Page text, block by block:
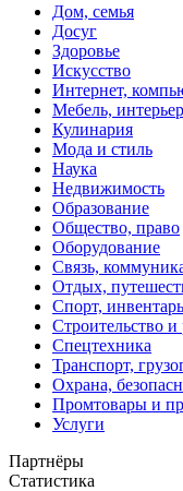
Дом, семья
Досуг
Здоровье
Искусство
Интернет,
Мебель, интерьер
Кулинария
Мода и стиль
Наука
Недвижимость
Образование
Общество, право
Оборудование
Связь,
Отдых,
Спорт, инвентарь
Строительство и
Спецтехника
Транспорт,
Охрана,
Промтовары и
Услуги
Партнёры
Статистика